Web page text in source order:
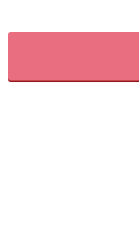
い。
※ダイエットは個人の
して体調不良を引き起